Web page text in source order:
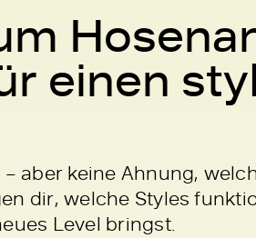
einen
aber keine Ahnung,
dir, welche Styles
Level bringst.